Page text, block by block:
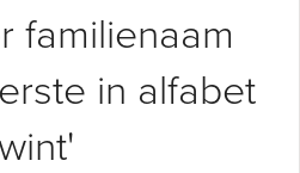
familienaam
in alfabet